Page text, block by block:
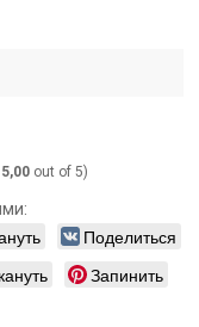
5,00 out of 5)
Поделиться
Запинить